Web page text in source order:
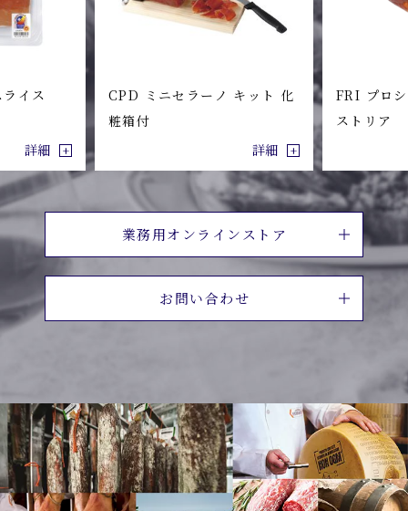
イス
詳細 +
CPD ミニセラーノ キット 化
粧箱付
詳細
+
FRI プロ
ストリア
業務用オンラインストア
お問い合わせ